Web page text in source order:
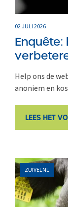
02 JULI 2026
Help ons de
anoniem en
LEES HET
ZUIVELNL